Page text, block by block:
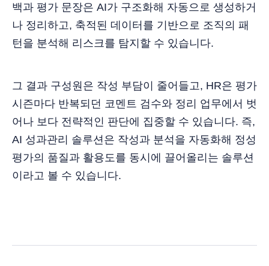
백과 평가 문장은 AI가 구조화해 자동으로 생성하거
나 정리하고, 축적된 데이터를 기반으로 조직의 패
턴을 분석해 리스크를 탐지할 수 있습니다.
그 결과 구성원은 작성 부담이 줄어들고, HR은 평가
시즌마다 반복되던 코멘트 검수와 정리 업무에서 벗
어나 보다 전략적인 판단에 집중할 수 있습니다. 즉,
AI 성과관리 솔루션은 작성과 분석을 자동화해 정성
평가의 품질과 활용도를 동시에 끌어올리는 솔루션
이라고 볼 수 있습니다.